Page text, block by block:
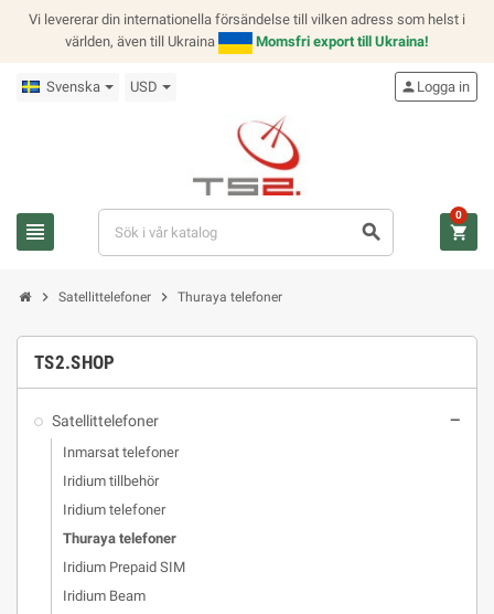
Vi levererar din internationella försändelse till vilken adress som helst i
världen, även till Ukraina
Momsfri export till Ukraina!
Svenska USD
view_headline search
person Logga in
shopping_cart
0
chevron_right Satellittelefoner chevron_right Thuraya telefoner
TS2.SHOP
Satellittelefoner remove
Inmarsat telefoner
Iridium tillbehör
Iridium telefoner
Thuraya telefoner
Iridium Prepaid SIM
Iridium Beam